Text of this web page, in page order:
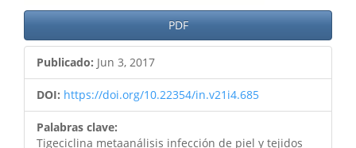
PDF
Publicado: Jun 3, 2017
DOI: https://doi.org/10.22354/in.v21i4.685
Palabras clave:
Tigeciclina metaanálisis infección de piel y tejidos